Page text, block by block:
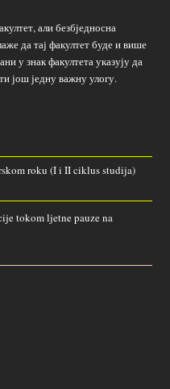
али безбједносна
да тај факултет буде и више
у знак факултета указују да
још једну важну улогу.
roku (I i II ciklus studija)
tokom ljetne pauze na